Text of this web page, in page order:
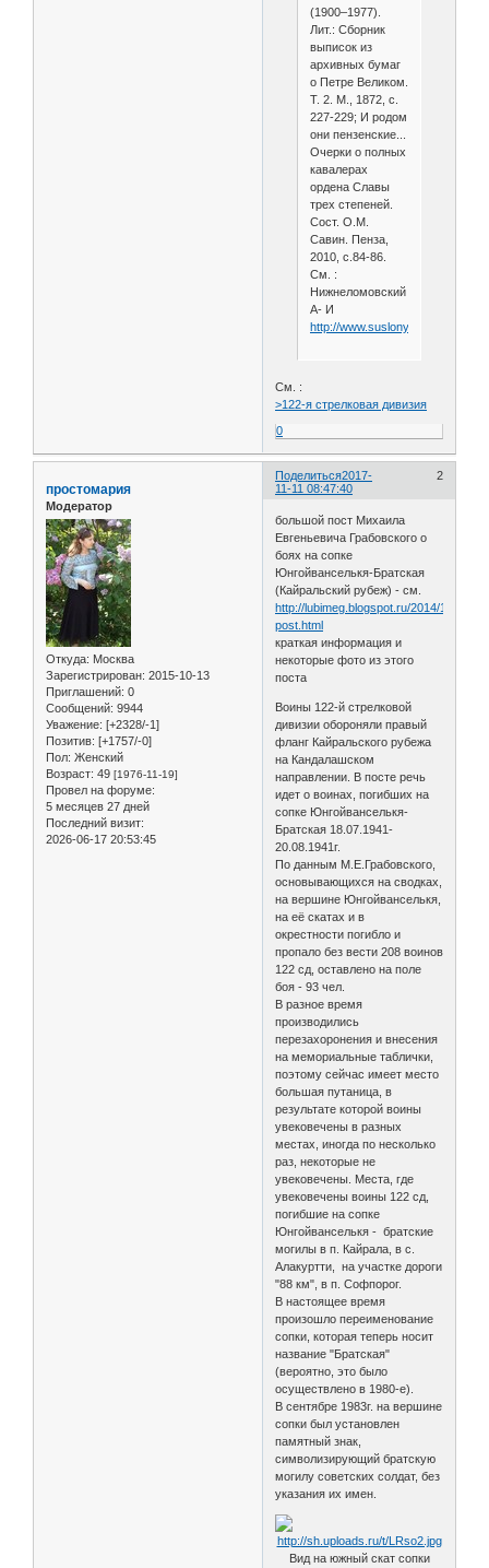
(1900–1977).
Лит.: Сборник
выписок из
архивных бумаг
о Петре Великом.
Т. 2. М., 1872, с.
227-229; И родом
они пензенские...
Очерки о полных
кавалерах
ордена Славы
трех степеней.
Сост. О.М.
Савин. Пенза,
2010, с.84-86.
См. :
Нижнеломовский
А- И
http://www.suslony.ru/
См. :
>122-я стрелковая дивизия
0
Поделиться 2
2017-
11-11 08:47:40
простомария
Модератор
Откуда: Москва
Зарегистрирован: 2015-10-13
Приглашений: 0
Сообщений: 9944
Уважение: [+2328/-1]
Позитив: [+1757/-0]
Пол: Женский
Возраст: 49 [1976-11-19]
Провел на форуме:
5 месяцев 27 дней
Последний визит:
2026-06-17 20:53:45
большой пост Михаила
Евгеньевича Грабовского о
боях на сопке
Юнгойванселькя-Братская
(Кайральский рубеж) - см.
http://lubimeg.blogspot.ru/2014/12/blog-
post.html
краткая информация и
некоторые фото из этого
поста
Воины 122-й стрелковой
дивизии обороняли правый
фланг Кайральского рубежа
на Кандалашском
направлении. В посте речь
идет о воинах, погибших на
сопке Юнгойванселькя-
Братская 18.07.1941-
20.08.1941г.
По данным М.Е.Грабовского,
основывающихся на сводках,
на вершине Юнгойванселькя,
на её скатах и в
окрестности погибло и
пропало без вести 208 воинов
122 сд, оставлено на поле
боя - 93 чел.
В разное время
производились
перезахоронения и внесения
на мемориальные таблички,
поэтому сейчас имеет место
большая путаница, в
результате которой воины
увековечены в разных
местах, иногда по несколько
раз, некоторые не
увековечены. Места, где
увековечены воины 122 сд,
погибшие на сопке
Юнгойванселькя - братские
могилы в п. Кайрала, в с.
Алакуртти, на участке дороги
"88 км", в п. Софпорог.
В настоящее время
произошло переименование
сопки, которая теперь носит
название "Братская"
(вероятно, это было
осуществлено в 1980-е).
В сентябре 1983г. на вершине
сопки был установлен
памятный знак,
символизирующий братскую
могилу советских солдат, без
указания их имен.
Вид на южный скат сопки